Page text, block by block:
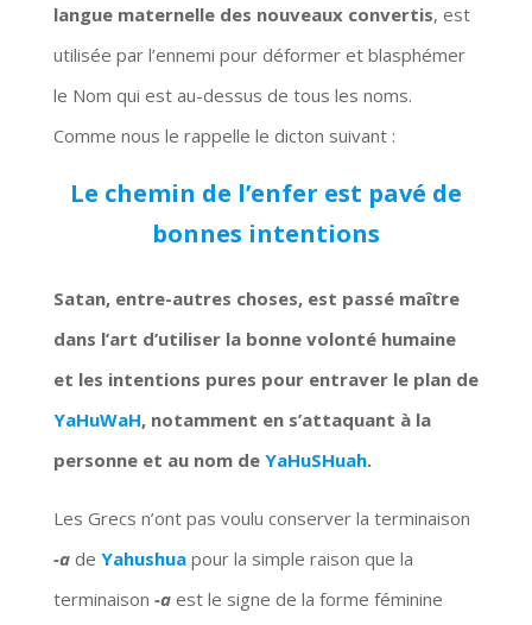
langue maternelle des nouveaux convertis, est
utilisée par l’ennemi pour déformer et blasphémer
le Nom qui est au-dessus de tous les noms.
Comme nous le rappelle le dicton suivant :
Le chemin de l’enfer est pavé de
bonnes intentions
Satan, entre-autres choses, est passé maître
dans l’art d’utiliser la bonne volonté humaine
et les intentions pures pour entraver le plan de
YaHuWaH, notamment en s’attaquant à la
personne et au nom de YaHuSHuah.
Les Grecs n’ont pas voulu conserver la terminaison
-ade Yahushuapour la simple raison que la
terminaison -aest le signe de la forme féminine